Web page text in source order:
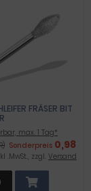
FRÄSER BIT
max. 1 Tag*
Sonderpreis 0,98
.MwSt., zzgl. Versand